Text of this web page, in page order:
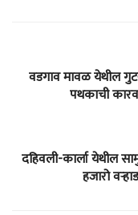
वडगाव मावळ येथील
पथकाची
दहिवली-कार्ला येथील
हजारो